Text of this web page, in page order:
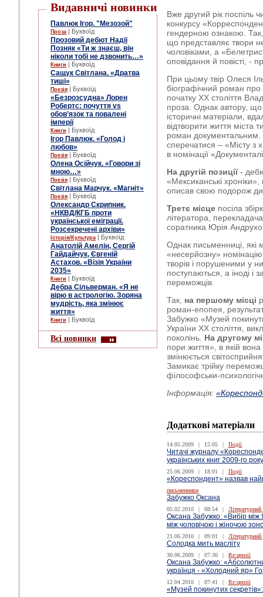
Видавничі новинки
Павлюк Ігор. "Мезозой"
Проза | Буквоїд
Прозовий дебют Надії
Позняк «Ти ж знаєш, він
ніколи тобі не дзвонить…»
Книги | Буквоїд
Сащук Світлана. «Дратва
тиші»
Поезія | Буквоїд
«Безрозсудна» Лорен
Робертс: почуття vs
обов’язок та повалені
імперії
Книги | Буквоїд
Ігор Павлюк. «Голод і
любов»
Поезія | Буквоїд
Олена Осійчук. «Говори зі
мною…»
Поезія | Буквоїд
Світлана Марчук. «Магніт»
Поезія | Буквоїд
Олександр Скрипник.
«НКВД/КГБ проти
української еміграції.
Розсекречені архіви»
Історія/Культура | Буквоїд
Анатолій Амелін, Сергій
Гайдайчук, Євгеній
Астахов. «Візія України
2035»
Книги | Буквоїд
Дебра Сільверман. «Я не
вірю в астрологію. Зоряна
мудрість, яка змінює
життя»
Книги | Буквоїд
Всі новинки
Вже другий рік поспіль
конкурсу
гендерною ознакою.
що представляє твори
чоловіками, а
оповідання й повісті, -
При цьому твір Олеся
біографічний роман про
початку ХХ століття
проза. Однак автору, що
історичні матеріали,
відтворити життя міста
роман документальним.
сперечатися – «Місту з
в номінації
На другій позиції-
«Мексиканські
описав свою подорож
Третє місце посіла
літератора,
соратника Юрія
Однак письменниці, які
«несерйозну»
творів і порушеними у
поступаються, а іноді і
переможців.
Так, на першому місці
роман-епопея,
Забужко «Музей
України ХХ століття,
поколінь. На другому
пори життя», в якій
змінюється
Замикає трійку
філософськи-
Інформація:
Додаткові матеріали
14.05.2009 | 15:05 | Події
Читачі журналу
українських книг 2009-го року
25.06.2009 | 18:01 | Події
«Кореспондент» назвав
письменники
Забужко Оксана
05.02.2010 | 08:54 |
Оксана Забужко: «Вибір
між чоловічою і жіночою
21.06.2010 | 09:01 |
Солодка мить масліту
30.06.2009 | 07:30 | Re:цензії
Оксана Забужко:
українця - «Холодний яр»
12.04.2010 | 07:41 | Re:цензії
«Музей покинутих